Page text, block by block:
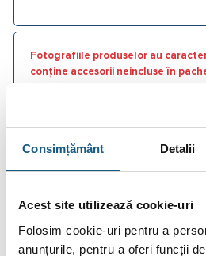
Consimțământ Detalii
Acest site utilizează cookie-uri
Folosim cookie-uri pentru a
anunțurile, pentru a oferi funcții
Fotografiile produselor au
conține accesorii neincluse în
producător fără preaviz sau pot
DESCRIERE
INFORMAȚII